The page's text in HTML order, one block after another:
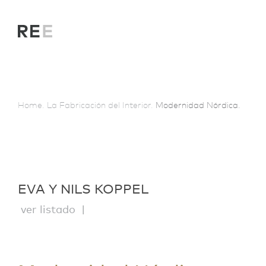
Home. La Fabricación del Interior. Modernidad Nórdica.
EVA Y NILS KOPPEL
ver listado